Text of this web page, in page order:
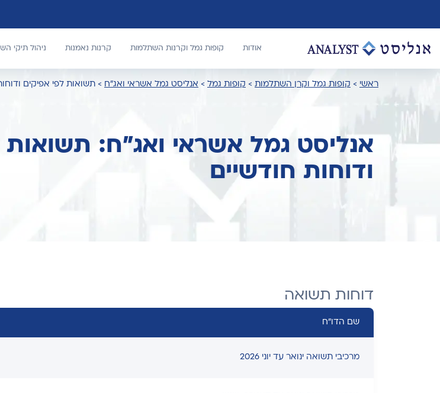
אודות קופות גמל וקרנות השתלמות קרנות נאמנות ניהול תיקי
ראשי > קופות גמל וקרן השתלמות > קופות גמל > אנליסט גמל אשראי ואג"ח > תשואות לפי אפיקים
אנליסט גמל אשראי ואג"ח: תשואות
ודוחות חודשיים
דוחות תשואה
שם הדו"ח
מרכיבי תשואה ינואר עד יוני 2026